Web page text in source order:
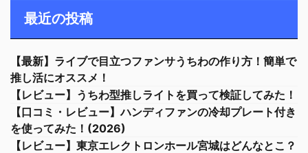
最近の投稿
【最新】ライブで目立つファンサうちわの作り方！簡単で
推し活にオススメ！
【レビュー】うちわ型推しライトを買って検証してみた！
【口コミ・レビュー】ハンディファンの冷却プレート付き
を使ってみた！(2026)
【レビュー】東京エレクトロンホール宮城はどんなとこ？